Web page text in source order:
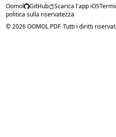
Oomol GitHub Scarica l'app iOS
politica sulla riservatezza
© 2026 OOMOL PDF. Tutti i diritti